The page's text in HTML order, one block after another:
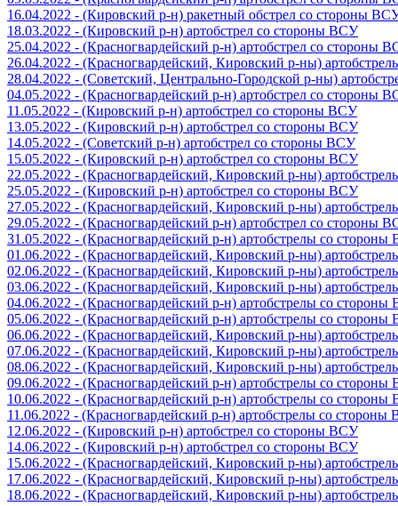
16.04.2022 - (Кировский р-н) ракетный обстрел со стороны
18.03.2022 - (Кировский р-н) артобстрел со стороны ВСУ
25.04.2022 - (Красногвардейский р-н) артобстрел со стороны
26.04.2022 - (Красногвардейский, Кировский р-ны)
28.04.2022 - (Советский, Центрально-Городской р-ны)
04.05.2022 - (Красногвардейский р-н) артобстрел со стороны
11.05.2022 - (Кировский р-н) артобстрел со стороны ВСУ
13.05.2022 - (Кировский р-н) артобстрел со стороны ВСУ
14.05.2022 - (Советский р-н) артобстрел со стороны ВСУ
15.05.2022 - (Кировский р-н) артобстрел со стороны ВСУ
22.05.2022 - (Красногвардейский, Кировский р-ны)
25.05.2022 - (Кировский р-н) артобстрел со стороны ВСУ
27.05.2022 - (Красногвардейский, Кировский р-ны)
29.05.2022 - (Красногвардейский р-н) артобстрел со стороны
31.05.2022 - (Красногвардейский р-н) артобстрелы со
01.06.2022 - (Красногвардейский, Кировский р-ны)
02.06.2022 - (Красногвардейский, Кировский р-ны)
03.06.2022 - (Красногвардейский, Кировский р-ны)
04.06.2022 - (Красногвардейский р-н) артобстрелы со
05.06.2022 - (Красногвардейский р-н) артобстрелы со
06.06.2022 - (Красногвардейский, Кировский р-ны)
07.06.2022 - (Красногвардейский, Кировский р-ны)
08.06.2022 - (Красногвардейский, Кировский р-ны)
09.06.2022 - (Красногвардейский р-н) артобстрелы со
10.06.2022 - (Красногвардейский р-н) артобстрелы со
11.06.2022 - (Красногвардейский р-н) артобстрелы со стороны
12.06.2022 - (Кировский р-н) артобстрел со стороны ВСУ
14.06.2022 - (Кировский р-н) артобстрел со стороны ВСУ
15.06.2022 - (Красногвардейский, Кировский р-ны)
17.06.2022 - (Красногвардейский, Кировский р-ны)
18.06.2022 - (Красногвардейский, Кировский р-ны)